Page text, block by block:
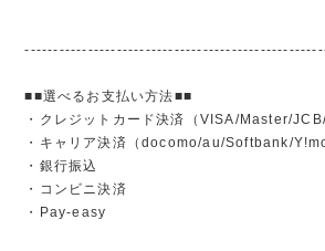
■■選べるお支払い方法■■
・クレジットカード決済（VISA/Master/JCB/
・キャリア決済（docomo/au/Softbank/
・銀行振込
・コンビニ決済
・Pay-easy